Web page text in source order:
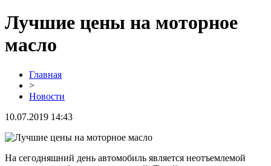
Лучшие цены на моторное
масло
Главная
>
Новости
10.07.2019 14:43
На сегодняшний день автомобиль является неотъемлемой